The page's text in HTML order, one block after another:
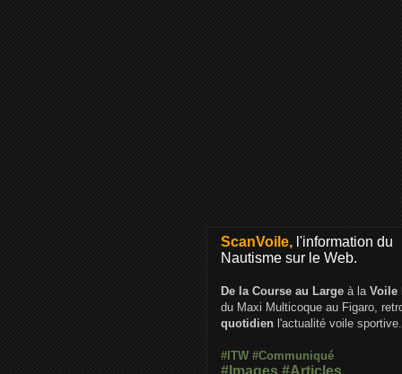
ScanVoile, l'information du
Nautisme sur le Web.
De la Course au Large à la Voile
du Maxi Multicoque au Figaro,
quotidien l'actualité voile sportive.
#ITW #Communiqué
#Images #Articles